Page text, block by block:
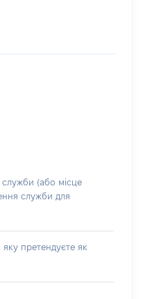
(або місце
служби для
претендуєте як